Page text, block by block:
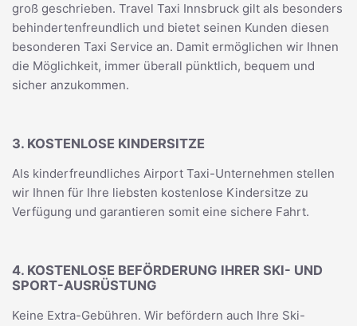
groß geschrieben. Travel Taxi Innsbruck gilt als besonders
behindertenfreundlich und bietet seinen Kunden diesen
besonderen Taxi Service an. Damit ermöglichen wir Ihnen
die Möglichkeit, immer überall pünktlich, bequem und
sicher anzukommen.
3. KOSTENLOSE KINDERSITZE
Als kinderfreundliches Airport Taxi-Unternehmen stellen
wir Ihnen für Ihre liebsten kostenlose Kindersitze zu
Verfügung und garantieren somit eine sichere Fahrt.
4. KOSTENLOSE BEFÖRDERUNG IHRER SKI- UND
SPORT-AUSRÜSTUNG
Keine Extra-Gebühren. Wir befördern auch Ihre Ski-